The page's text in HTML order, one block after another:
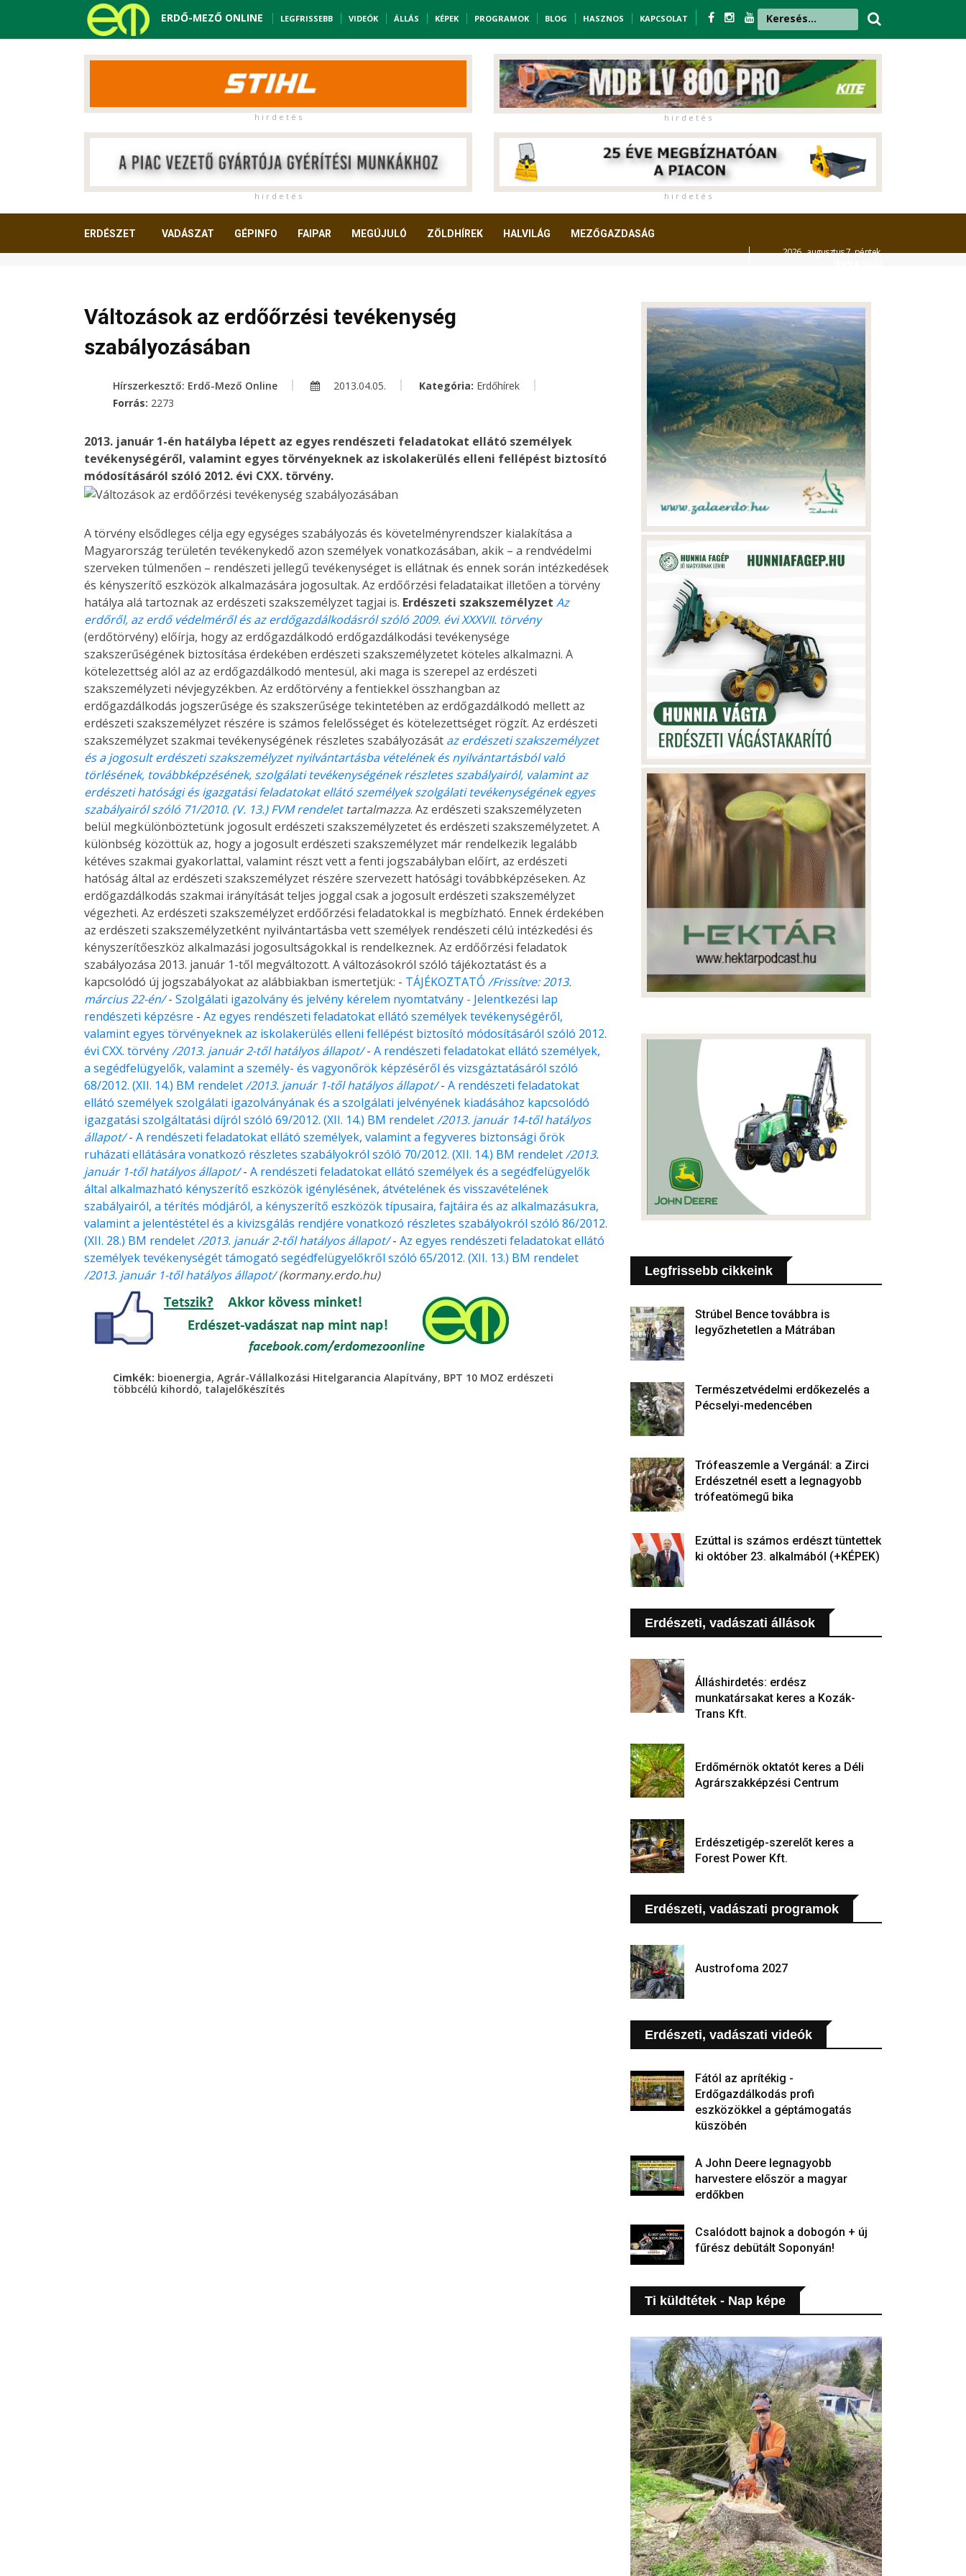
ERDŐ-MEZŐ ONLINE LEGFRISSEBB VIDEÓK ÁLLÁS KÉPEK PROGRAMOK BLOG HASZNOS KAPCSOLAT
h i r d e t é s h i r d e t é s
h i r d e t é s h i r d e t é s
ERDÉSZET VADÁSZAT GÉPINFO FAIPAR MEGÚJULÓ ZÖLDHÍREK HALVILÁG MEZŐGAZDASÁG
2026. augusztus 7. péntek,
Változások az erdőőrzési tevékenység
szabályozásában
Hírszerkesztő: Erdő-Mező Online 2013.04.05. Kategória: Erdőhírek
Forrás: 2273
2013. január 1-én hatályba lépett az egyes rendészeti feladatokat ellátó személyek
tevékenységéről, valamint egyes törvényeknek az iskolakerülés elleni fellépést biztosító
módosításáról szóló 2012. évi CXX. törvény.
A törvény elsődleges célja egy egységes szabályozás és követelményrendszer kialakítása a
Magyarország területén tevékenykedő azon személyek vonatkozásában, akik – a rendvédelmi
szerveken túlmenően – rendészeti jellegű tevékenységet is ellátnak és ennek során intézkedések
és kényszerítő eszközök alkalmazására jogosultak. Az erdőőrzési feladataikat illetően a törvény
hatálya alá tartoznak az erdészeti szakszemélyzet tagjai is. Erdészeti szakszemélyzet Az
erdőről, az erdő védelméről és az erdőgazdálkodásról szóló 2009. évi XXXVII. törvény
(erdőtörvény) előírja, hogy az erdőgazdálkodó erdőgazdálkodási tevékenysége
szakszerűségének biztosítása érdekében erdészeti szakszemélyzetet köteles alkalmazni. A
kötelezettség alól az az erdőgazdálkodó mentesül, aki maga is szerepel az erdészeti
szakszemélyzeti névjegyzékben. Az erdőtörvény a fentiekkel összhangban az
erdőgazdálkodás jogszerűsége és szakszerűsége tekintetében az erdőgazdálkodó mellett az
erdészeti szakszemélyzet részére is számos felelősséget és kötelezettséget rögzít. Az erdészeti
szakszemélyzet szakmai tevékenységének részletes szabályozását az erdészeti szakszemélyzet
és a jogosult erdészeti szakszemélyzet nyilvántartásba vételének és nyilvántartásból való
törlésének, továbbképzésének, szolgálati tevékenységének részletes szabályairól, valamint az
erdészeti hatósági és igazgatási feladatokat ellátó személyek szolgálati tevékenységének egyes
szabályairól szóló 71/2010. (V. 13.) FVM rendelettartalmazza. Az erdészeti szakszemélyzeten
belül megkülönböztetünk jogosult erdészeti szakszemélyzetet és erdészeti szakszemélyzetet. A
különbség közöttük az, hogy a jogosult erdészeti szakszemélyzet már rendelkezik legalább
kétéves szakmai gyakorlattal, valamint részt vett a fenti jogszabályban előírt, az erdészeti
hatóság által az erdészeti szakszemélyzet részére szervezett hatósági továbbképzéseken. Az
erdőgazdálkodás szakmai irányítását teljes joggal csak a jogosult erdészeti szakszemélyzet
végezheti. Az erdészeti szakszemélyzet erdőőrzési feladatokkal is megbízható. Ennek érdekében
az erdészeti szakszemélyzetként nyilvántartásba vett személyek rendészeti célú intézkedési és
kényszerítőeszköz alkalmazási jogosultságokkal is rendelkeznek. Az erdőőrzési feladatok
szabályozása 2013. január 1-től megváltozott. A változásokról szóló tájékoztatást és a
kapcsolódó új jogszabályokat az alábbiakban ismertetjük: - TÁJÉKOZTATÓ /Frissítve: 2013.
március 22-én/- Szolgálati igazolvány és jelvény kérelem nyomtatvány - Jelentkezési lap
rendészeti képzésre - Az egyes rendészeti feladatokat ellátó személyek tevékenységéről,
valamint egyes törvényeknek az iskolakerülés elleni fellépést biztosító módosításáról szóló 2012.
évi CXX. törvény/2013. január 2-től hatályos állapot/- A rendészeti feladatokat ellátó személyek,
a segédfelügyelők, valamint a személy- és vagyonőrök képzéséről és vizsgáztatásáról szóló
68/2012. (XII. 14.) BM rendelet/2013. január 1-től hatályos állapot/- A rendészeti feladatokat
ellátó személyek szolgálati igazolványának és a szolgálati jelvényének kiadásához kapcsolódó
igazgatási szolgáltatási díjról szóló 69/2012. (XII. 14.) BM rendelet/2013. január 14-től hatályos
állapot/- A rendészeti feladatokat ellátó személyek, valamint a fegyveres biztonsági őrök
ruházati ellátására vonatkozó részletes szabályokról szóló 70/2012. (XII. 14.) BM rendelet/2013.
január 1-től hatályos állapot/- A rendészeti feladatokat ellátó személyek és a segédfelügyelők
által alkalmazható kényszerítő eszközök igénylésének, átvételének és visszavételének
szabályairól, a térítés módjáról, a kényszerítő eszközök típusaira, fajtáira és az alkalmazásukra,
valamint a jelentéstétel és a kivizsgálás rendjére vonatkozó részletes szabályokról szóló 86/2012.
(XII. 28.) BM rendelet/2013. január 2-től hatályos állapot/- Az egyes rendészeti feladatokat ellátó
személyek tevékenységét támogató segédfelügyelőkről szóló 65/2012. (XII. 13.) BM rendelet
/2013. január 1-től hatályos állapot/ (kormany.erdo.hu)
Cimkék: bioenergia, Agrár-Vállalkozási Hitelgarancia Alapítvány, BPT 10 MOZ erdészeti
többcélú kihordó, talajelőkészítés
Legfrissebb cikkeink
Strúbel Bence továbbra is
legyőzhetetlen a Mátrában
Természetvédelmi erdőkezelés a
Pécselyi-medencében
Trófeaszemle a Vergánál: a Zirci
Erdészetnél esett a legnagyobb
trófeatömegű bika
Ezúttal is számos erdészt tüntettek
ki október 23. alkalmából (+KÉPEK)
Erdészeti, vadászati állások
Álláshirdetés: erdész
munkatársakat keres a Kozák-
Trans Kft.
Erdőmérnök oktatót keres a Déli
Agrárszakképzési Centrum
Erdészetigép-szerelőt keres a
Forest Power Kft.
Erdészeti, vadászati programok
Austrofoma 2027
Erdészeti, vadászati videók
Fától az aprítékig -
Erdőgazdálkodás profi
eszközökkel a géptámogatás
küszöbén
A John Deere legnagyobb
harvestere először a magyar
erdőkben
Csalódott bajnok a dobogón + új
fűrész debütált Soponyán!
Ti küldtétek - Nap képe